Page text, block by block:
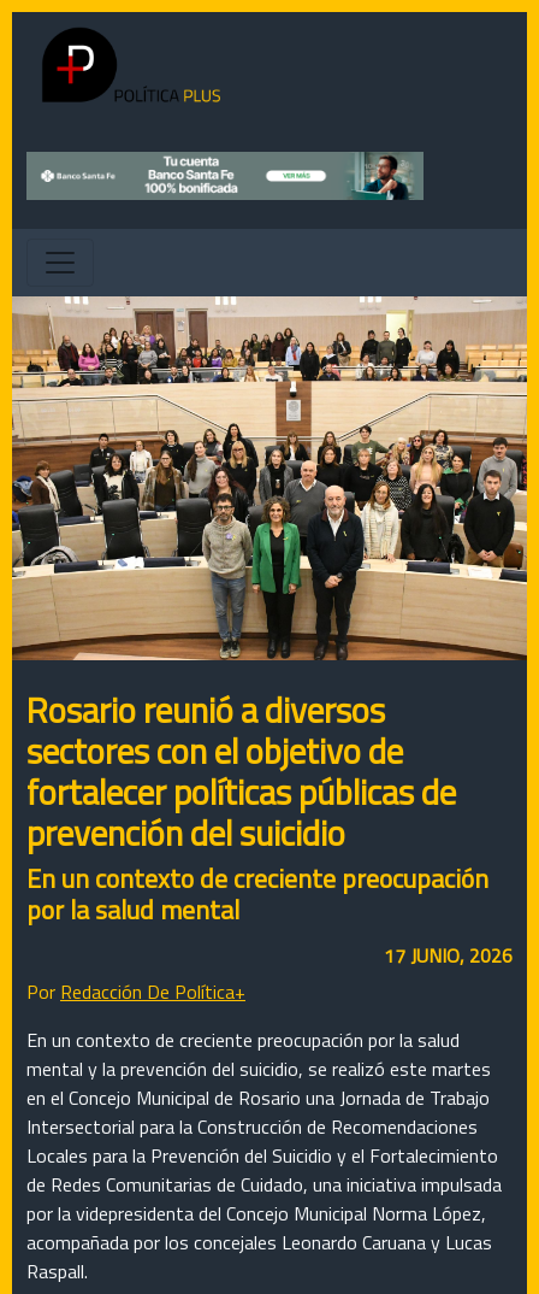
Rosario reunió a diversos
sectores con el objetivo de
fortalecer políticas públicas de
prevención del suicidio
En un contexto de creciente preocupación
por la salud mental
17 JUNIO, 2026
Por Redacción De Política+
En un contexto de creciente preocupación por la salud
mental y la prevención del suicidio, se realizó este martes
en el Concejo Municipal de Rosario una Jornada de Trabajo
Intersectorial para la Construcción de Recomendaciones
Locales para la Prevención del Suicidio y el Fortalecimiento
de Redes Comunitarias de Cuidado, una iniciativa impulsada
por la videpresidenta del Concejo Municipal Norma López,
acompañada por los concejales Leonardo Caruana y Lucas
Raspall.